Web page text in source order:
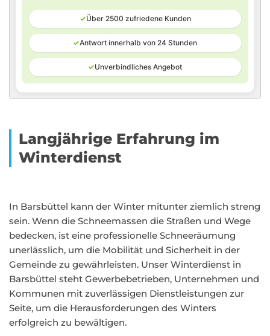
✓Über 2500 zufriedene Kunden
✓Antwort innerhalb von 24 Stunden
✓Unverbindliches Angebot
Langjährige Erfahrung im
Winterdienst
In Barsbüttel kann der Winter mitunter ziemlich streng
sein. Wenn die Schneemassen die Straßen und Wege
bedecken, ist eine professionelle Schneeräumung
unerlässlich, um die Mobilität und Sicherheit in der
Gemeinde zu gewährleisten. Unser Winterdienst in
Barsbüttel steht Gewerbebetrieben, Unternehmen und
Kommunen mit zuverlässigen Dienstleistungen zur
Seite, um die Herausforderungen des Winters
erfolgreich zu bewältigen.